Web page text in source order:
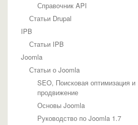
Справочник API
Статьи Drupal
IPB
Статьи IPB
Joomla
Статьи о Joomla
SEO, Поисковая оптимизация и
продвижение
Основы Joomla
Руководство по Joomla 1.7